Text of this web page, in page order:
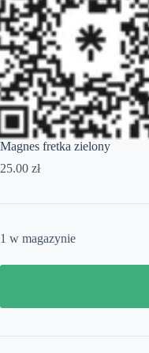
Magnes fretka zielony
25.00 zł
1 w magazynie